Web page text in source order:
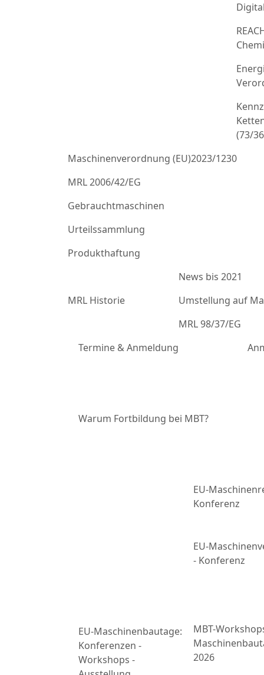
(73/
Maschinenverordnung (EU)2023/1230
MRL 2006/42/EG
Gebrauchtmaschinen
Urteilssammlung
Produkthaftung
MRL Historie
News bis 2021
Umstellung auf
MRL 98/37/EG
Termine & Anmeldung
Warum Fortbildung bei MBT?
EU-Maschinenbautage:
Konferenzen -
Workshops -
EU-
Konferenz
EU-
- Konferenz
MBT-
2026